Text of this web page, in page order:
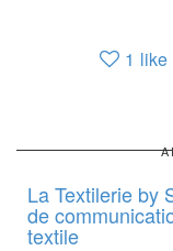
1 like
La Textilerie by
de
textile